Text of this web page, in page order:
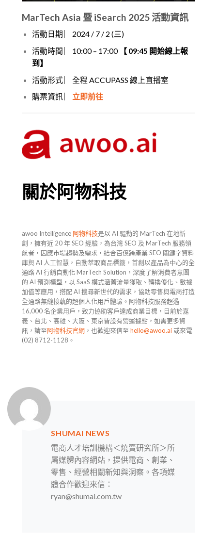
MarTech Asia 暨 iSearch 2025 活動資訊
活動日期 ︳2024 / 7 / 2 (三)
活動時間 ︳10:00 – 17:00 【 09:45 開始線上報
到】
活動形式 ︳全程 ACCUPASS 線上直播室
購票資訊 ︳ 立即前往
關於阿物科技
awoo Intelligence 阿物科技是以 AI 驅動的 MarTech 在地新
創，擁有近 20 年 SEO 經驗，為台灣 SEO 及 MarTech 服務領
航者，因應市場趨勢及需求，結合百億跨產業 SEO 關鍵字資料
庫與 AI 人工智慧，自動萃取商品標籤，首創以產品為中心的全
通路 AI 行銷自動化 MarTech Solution，深度了解消費者意圖
的 AI 預測模型，以 SaaS 模式涵蓋流量獲取、轉換優化、數據
加值等應用，搭配 AI 搜尋新世代的需求，協助零售與電商打造
全通路無縫接軌的超個人化用戶體驗。阿物科技服務超過
16,000 名企業用戶，致力協助客戶達成商業目標，目前於嘉
義、台北、高雄、大阪、東京皆設有營運據點，如需更多資
訊，請至阿物科技官網 ，也歡迎來信至 hello@awoo.ai 或來電
(02) 8712-1128。
SHUMAI NEWS
電商人才培訓機構＜燒賣研究所＞所
屬媒體內容網站，提供電商、創業、
零售、經營相關新知與洞察。各項媒
體合作歡迎來信：
ryan@shumai.com.tw